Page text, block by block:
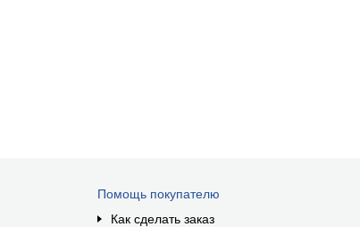
Помощь покупателю
Как сделать заказ